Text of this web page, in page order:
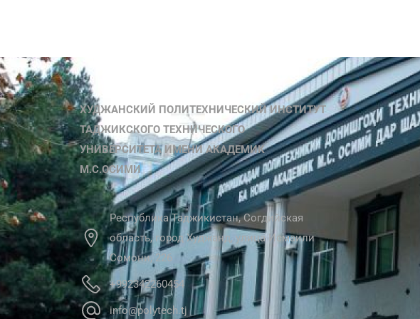
ХУДЖАНСКИЙ ПОЛИТЕХНИЧЕСКИЙ ИНСТИТУТ
ТАДЖИКСКОГО ТЕХНИЧЕСКОГО
УНИВЕРСИТЕТА ИМЕНИ АКАДЕМИК
М.С.ОСИМИ
Республика Таджикистан, Согдийская
область, город Худжанд, улица Исмаили
Сомони, 226
+992342260454
info@polytech.tj